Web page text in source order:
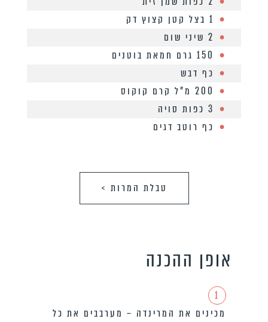
1 בצל קטן קצוץ דק
2 שיני שום
150 גרם חמאת בוטנים
כף דבש
200 מ”ל קרם קוקוס
3 כפות סויה
כף רוטב דגים
טבלת המרות >
אופן ההכנה
1
מכינים את המרינדה – מערבבים את כל